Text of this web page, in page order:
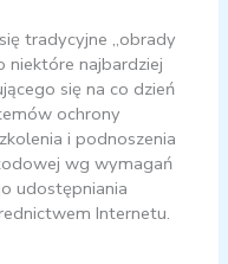
tradycyjne „obrady
niektóre najbardziej
się na co dzień
ochrony
i podnoszenia
wg wymagań
udostępniania
Internetu.